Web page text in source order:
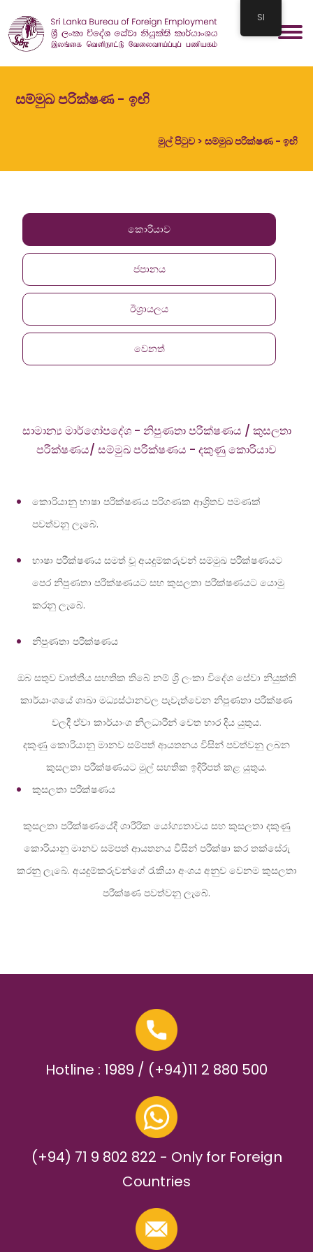
සම්මුඛ පරික්ෂණ - ඉඟි
මුල් පිටුව> සම්මුඛ පරික්ෂණ - ඉඟි
කොරියාව
ජපානය
ඊශ්‍රායලය
වෙනත්
සාමාන්‍ය මාර්ගෝපදේශ - නිපුණතා පරීක්ෂණය / කුසලතා
පරීක්ෂණය/ සම්මුඛ පරීක්ෂණය - දකුණු කොරියාව
කොරියානු භාෂා පරීක්ෂණය පරිගණක ආශ්‍රිතව පමණක්
පවත්වනු ලැබේ.
භාෂා පරීක්ෂණය සමත් වූ අයදුම්කරුවන් සම්මුඛ පරීක්ෂණයට
පෙර නිපුණතා පරීක්ෂණයට සහ කුසලතා පරීක්ෂණයට යොමු
කරනු ලැබේ.
නිපුණතා පරීක්ෂණය
ඔබ සතුව වෘත්තීය සහතික තිබේ නම් ශ්‍රි ලංකා විදේශ සේවා නියුක්ති
කාර්යාංශයේ ශාඛා මධ්‍යස්ථානවල පැවැත්වෙන නිපුණතා පරීක්ෂණ
වලදී ඒවා කාර්යාංශ නිලධාරීන් වෙත භාර දිය යුතුය.
දකුණු කොරියානු මානව සම්පත් ආයතනය විසින් පවත්වනු ලබන
කුසලතා පරීක්ෂණයට මුල් සහතික ඉදිරිපත් කළ යුතුය.
කුසලතා පරීක්ෂණය
කුසලතා පරීක්ෂණයේදී ශාරීරික යෝග්‍යතාවය සහ කුසලතා දකුණු
කොරියානු මානව සම්පත් ආයතනය විසින් පරීක්ෂා කර තක්සේරු
කරනු ලැබේ. අයදුම්කරුවන්ගේ රැකියා අංශය අනුව වෙනම කුසලතා
පරීක්ෂණ පවත්වනු ලැබේ.
Hotline : 1989 / (+94)11 2 880 500
(+94) 71 9 802 822 - Only for Foreign
Countries
SI